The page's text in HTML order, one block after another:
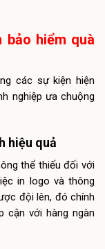
bảo hiểm quà
các sự kiện hiện
nghiệp ưa chuộng
hiệu quả
thể thiếu đối với
in logo và thông
đội lên, đó chính
cận với hàng ngàn